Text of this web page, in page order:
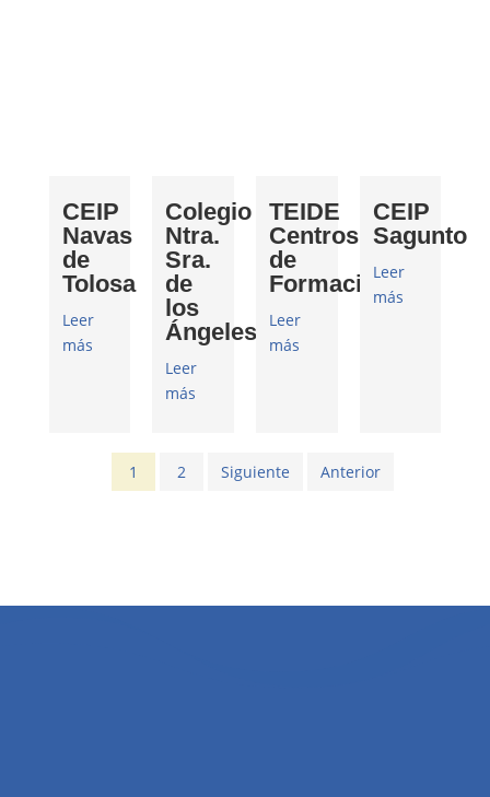
CEIP
Navas
de
Tolosa
Leer
más
Colegio
Ntra.
Sra.
de
los
Ángeles
Leer
más
TEIDE
Centros
de
Formación
Leer
más
CEIP
Sagunto
Leer
más
1 2 Siguiente Anterior